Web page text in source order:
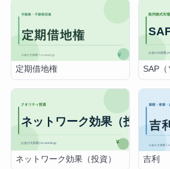
定期借地権 SAP（
ネットワーク効果（投資） 吉利